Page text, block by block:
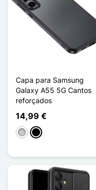
Capa para Samsung
Galaxy A55 5G Cantos
reforçados
14,99 €
Transparente
Noir Mat